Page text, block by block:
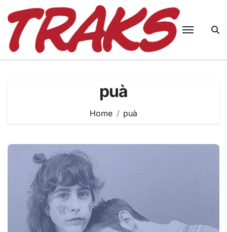
content
puà
Home puà